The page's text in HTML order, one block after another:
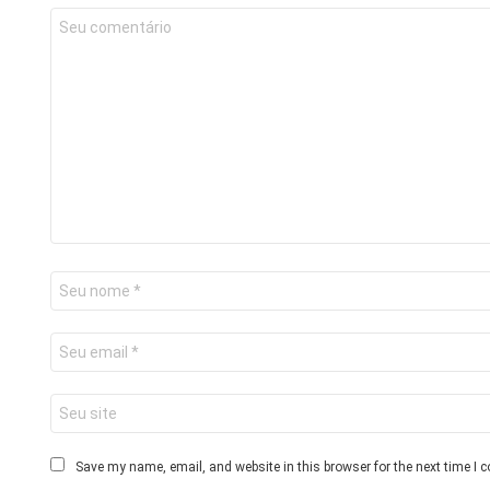
Save my name, email, and website in this browser for the next time I